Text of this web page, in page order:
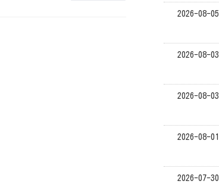
2026-08-05
2026-08-03
2026-08-03
2026-08-01
2026-07-30